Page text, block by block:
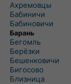
Ахремовцы
Бабиничи
Бабиновичи
Барань
Бегомль
Берёзки
Бешенковичи
Бигосово
Близница